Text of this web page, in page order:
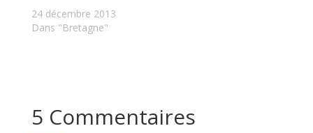
24 décembre 2013
Dans "Bretagne"
5 Commentaires